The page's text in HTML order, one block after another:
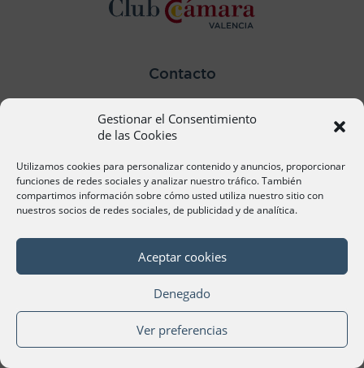
Gestionar el Consentimiento
de las Cookies
Utilizamos cookies para personalizar contenido y anuncios, proporcionar
funciones de redes sociales y analizar nuestro tráfico. También
compartimos información sobre cómo usted utiliza nuestro sitio con
nuestros socios de redes sociales, de publicidad y de analítica.
Aceptar cookies
Denegado
Ver preferencias
Contacto
acervera@camaravalencia.com
961 366 212
Síguenos
©Cámara Oficial de Comercio, Industria, Servicios y
Navegación de València 2020